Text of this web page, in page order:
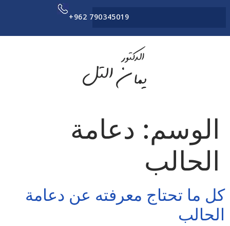
+962 790345019
الوسم: دعامة
الحالب
كل ما تحتاج معرفته عن دعامة
الحالب